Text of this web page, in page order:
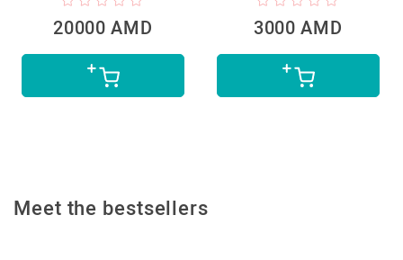
20000 AMD 3000 AMD
Meet the bestsellers